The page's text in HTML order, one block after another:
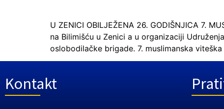
U ZENICI OBILJEŽENA 26. GODIŠNJICA 7.
na Bilimišću u Zenici a u organizaciji
oslobodilačke brigade. 7. muslimanska
Kontakt